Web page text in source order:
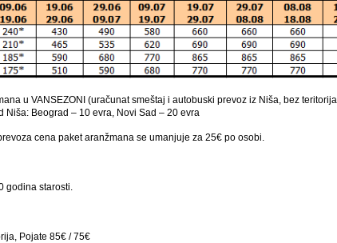
u VANSEZONI (uračunat smeštaj i autobuski prevoz iz Niša, bez
Beograd – 10 evra, Novi Sad – 20 evra
cena paket aranžmana se umanjuje za 25€ po osobi.
godina starosti.
Pojate 85€ / 75€